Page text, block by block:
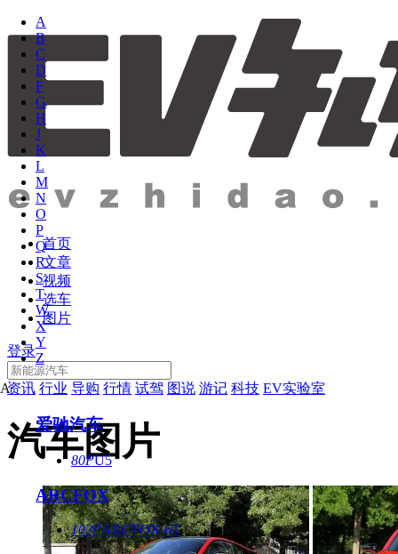
首页
文章
视频
选车
图片
登录
资讯 行业 导购 行情 试驾 图说 游记 科技 EV实验室
汽车图片
A
B
C
D
F
G
H
J
K
L
M
N
O
P
Q
R
S
T
W
X
Y
Z
A
爱驰汽车
80PU5
ARCFOX
102PARCFOX αT